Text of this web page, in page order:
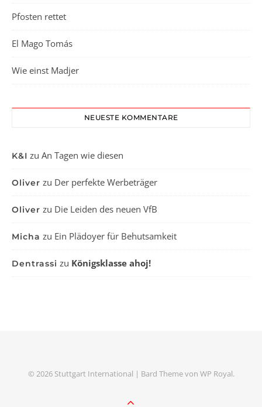
Pfosten rettet
El Mago Tomás
Wie einst Madjer
NEUESTE KOMMENTARE
K&I zu An Tagen wie diesen
Oliver zu Der perfekte Werbeträger
Oliver zu Die Leiden des neuen VfB
Micha zu Ein Plädoyer für Behutsamkeit
Dentrassi zu Königsklasse ahoj!
© 2026 Stuttgart International | Bard Theme von WP Royal.